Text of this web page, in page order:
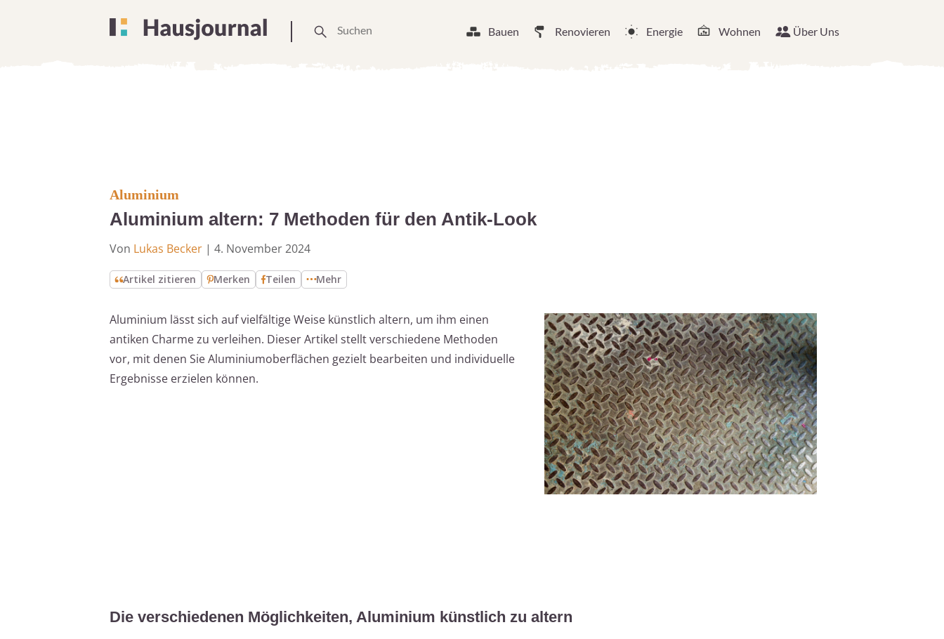
Bauen Renovieren Energie Wohnen Über Uns
Aluminium
Aluminium altern: 7 Methoden für den Antik-Look
Von Lukas Becker | 4. November 2024
Artikel zitieren Merken Teilen Mehr
Aluminium lässt sich auf vielfältige Weise künstlich altern, um ihm einen
antiken Charme zu verleihen. Dieser Artikel stellt verschiedene Methoden
vor, mit denen Sie Aluminiumoberflächen gezielt bearbeiten und individuelle
Ergebnisse erzielen können.
Die verschiedenen Möglichkeiten, Aluminium künstlich zu altern